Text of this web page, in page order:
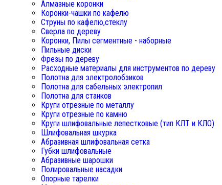
Алмазные коронки
Коронки-чашки по кафелю
Струны по кафелю,стеклу
Сверла по дереву
Коронки, Пилы сегментные - наборные
Пильные диски
Фрезы по дереву
Расходные материалы для инструментов по дереву
Полотна для электролобзиков
Полотна для сабельных электропил
Полотна для станков
Круги отрезные по металлу
Круги отрезные по камню
Круги шлифовальные лепестковые (тип КЛТ и КЛО)
Шлифовальная шкурка
Абразивная шлифовальная сетка
Губки шлифовальные
Абразивные шарошки
Полировальные насадки
Опорные тарелки